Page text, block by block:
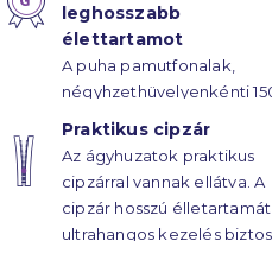
leghosszabb
élettartamot
A puha pamutfonalak,
négyhzethüvelyenkénti
szál sűrűsségű kötésének
hála, az ágyhuzatok
élettartama évtizedekre
húzódik.
Praktikus cipzár
Az ágyhuzatok praktikus
cipzárral vannak ellátva. A
cipzár hosszú
ultrahangos kezelés